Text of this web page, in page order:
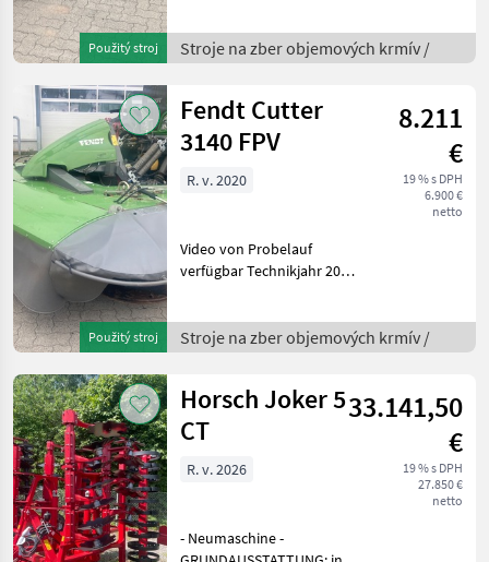
Použitý stroj
Auflagedruckregelung
Mačeta, Kardánovyý
Stroje na zber ob
Stroje na zber objemových krmív /
Použitý stroj
Fendt Cutter
3140 FPV
8.211
€
19 % s DPH
6.900 €
netto
R. v. 2020
Video von Probelauf
verfügbar Technikjahr 2021
Fahrtrichtung links leicht
eingedrückt Frontálna
Stroje na zber objemových krmív /
Horsch Joker 5
CT
33.141,50
€
19 % s DPH
27.850 €
netto
R. v. 2026
- Neumaschine -